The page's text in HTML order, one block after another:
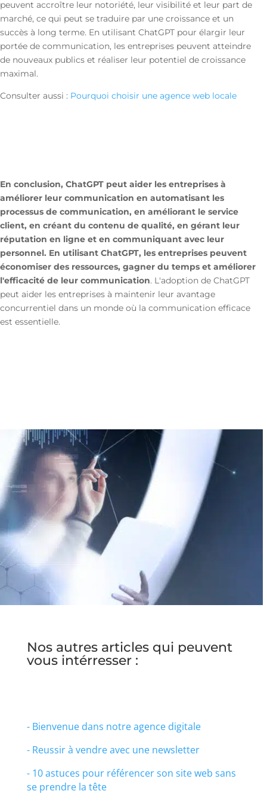
peuvent accroître leur notoriété, leur visibilité et leur part de
marché, ce qui peut se traduire par une croissance et un
succès à long terme. En utilisant ChatGPT pour élargir leur
portée de communication, les entreprises peuvent atteindre
de nouveaux publics et réaliser leur potentiel de croissance
maximal.
Consulter aussi : Pourquoi choisir une agence web locale
En conclusion, ChatGPT peut aider les entreprises à
améliorer leur communication en automatisant les
processus de communication, en améliorant le service
client, en créant du contenu de qualité, en gérant leur
réputation en ligne et en communiquant avec leur
personnel. En utilisant ChatGPT, les entreprises peuvent
économiser des ressources, gagner du temps et améliorer
l'efficacité de leur communication. L'adoption de ChatGPT
peut aider les entreprises à maintenir leur avantage
concurrentiel dans un monde où la communication efficace
est essentielle.
Nos autres articles qui peuvent
vous intérresser :
- Bienvenue dans notre agence digitale
- Reussir à vendre avec une newsletter
- 10 astuces pour référencer son site web sans
se prendre la tête